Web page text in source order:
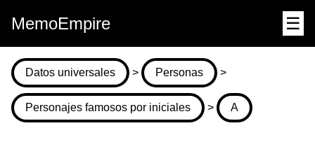
MemoEmpire ☰
Datos universales > Personas >
Personajes famosos por iniciales > A